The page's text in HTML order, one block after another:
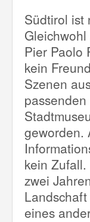
Südtirol ist
Pier Paolo
kein
Szenen
geworden.
kein Zufall.
zwei
eines